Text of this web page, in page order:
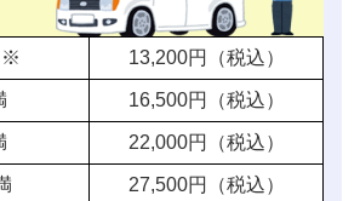
※ 13,200円（税込）
16,500円（税込）
22,000円（税込）
27,500円（税込）